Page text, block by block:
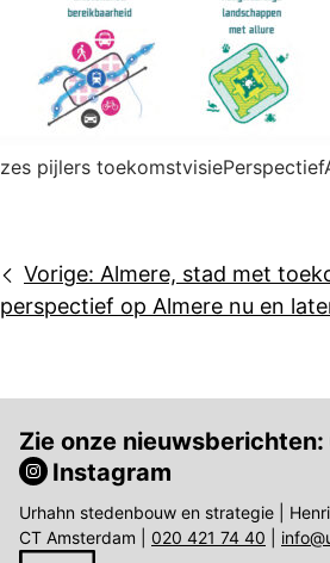
zes pijlers
Bericht
navigatie
Vorige: Almere, stad met
perspectief op Almere nu en
Zie onze nieuwsberichten:
Instagram
Urhahn stedenbouw en strategie |
CT Amsterdam | 020 421 74 40